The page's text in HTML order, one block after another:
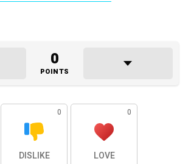
0
POINTS
0
DISLIKE
0
LOVE